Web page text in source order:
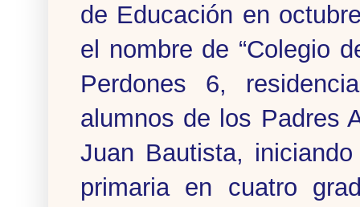
de Educación en
el nombre de “Colegio
Perdones 6,
alumnos de los Padres
Juan Bautista,
primaria en cuatro